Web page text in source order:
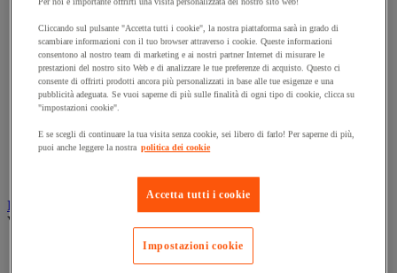
Cucitrice per imballaggio
Nastro adesivo in polipropilene
Nastro adesivo in PVC
Nastro adesivo personalizzabile
Nastro adesivo specifico
Pistola per colla
Spago
Pacchi regalo
Vedi tutte le categorie
Cliccando sul pulsante "Accetta tutti i cookie", la nostra piattaforma sarà in grado di
scambiare informazioni con il tuo browser attraverso i cookie. Queste informazioni
consentono al nostro team di marketing e ai nostri partner Internet di misurare le
prestazioni del nostro sito Web e di analizzare le tue preferenze di acquisto. Questo ci
consente di offrirti prodotti ancora più personalizzati in base alle tue esigenze e una
pubblicità adeguata. Se vuoi saperne di più sulle finalità di ogni tipo di cookie, clicca su
"impostazioni cookie".
E se scegli di continuare la tua visita senza cookie, sei libero di farlo! Per saperne di più,
puoi anche leggere la nostra politica dei cookie
Accetta tutti i cookie
Impostazioni cookie